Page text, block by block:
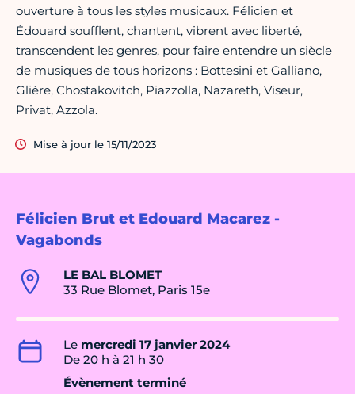
Félicien Brut et Edouard Macarez -
Vagabonds
LE BAL BLOMET
33 Rue Blomet, Paris 15e
Le mercredi 17 janvier 2024
De 20 h à 21 h 30
Évènement terminé
ouverture à tous les styles musicaux. Félicien et
Édouard soufflent, chantent, vibrent avec liberté,
transcendent les genres, pour faire entendre un siècle
de musiques de tous horizons : Bottesini et Galliano,
Glière, Chostakovitch, Piazzolla, Nazareth, Viseur,
Privat, Azzola.
Mise à jour le 15/11/2023